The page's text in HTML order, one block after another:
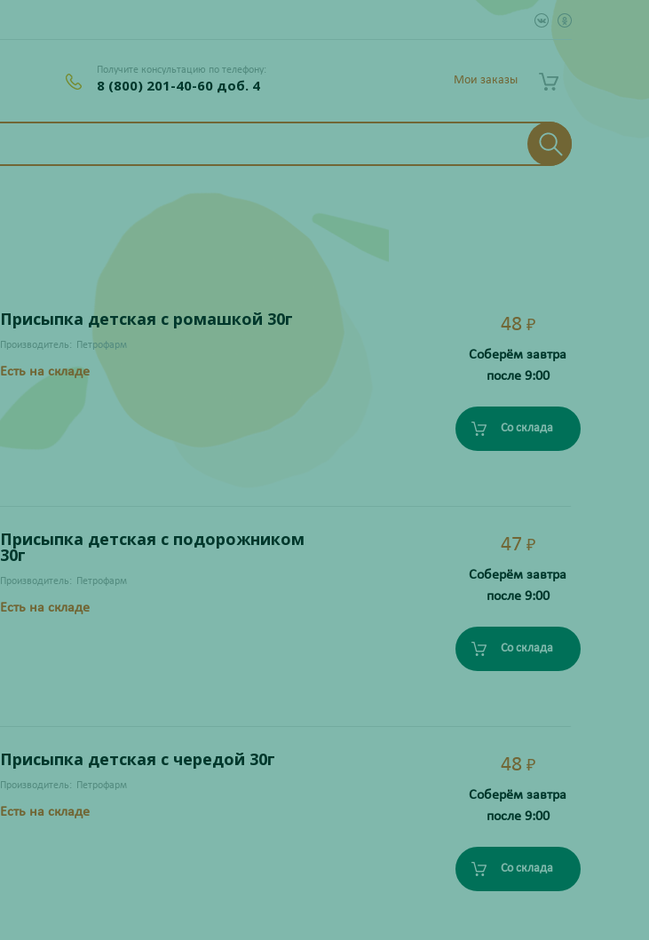
Получите консультацию по телефону:
8 (800) 201-40-60 доб. 4 Мои заказы
Присыпка детская с ромашкой 30г
Производитель: Петрофарм
Есть на складе
48 ₽
Соберём завтра
после 9:00
Со склада
Присыпка детская с подорожником
30г
Производитель: Петрофарм
Есть на складе
47 ₽
Соберём завтра
после 9:00
Со склада
Присыпка детская с чередой 30г
Производитель: Петрофарм
Есть на складе
48 ₽
Соберём завтра
после 9:00
Со склада